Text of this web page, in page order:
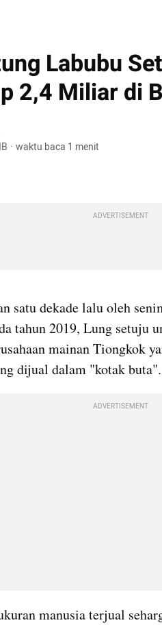
Labubu
2,4 Miliar di
· waktu baca 1 menit
ADVERTISEMENT
satu dekade lalu oleh
tahun 2019, Lung setuju
mainan Tiongkok
dijual dalam "kotak buta".
ADVERTISEMENT
manusia terjual